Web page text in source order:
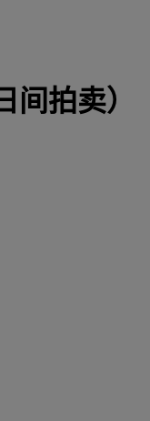
间拍卖）